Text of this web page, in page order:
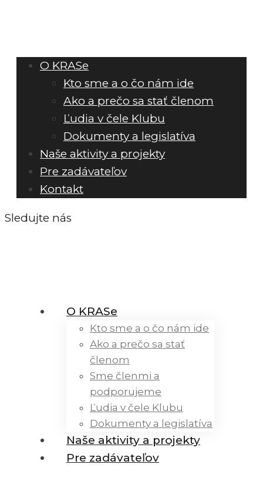
O KRASe
Kto sme a o čo nám ide
Ako a prečo sa stať členom
Ľudia v čele Klubu
Dokumenty a legislatíva
Naše aktivity a projekty
Pre zadávateľov
Kontakt
Sledujte nás
O KRASe
Kto sme a o čo nám ide
Ako a prečo sa stať
členom
Sme členmi a
podporujeme
Ľudia v čele Klubu
Dokumenty a legislatíva
Naše aktivity a projekty
Pre zadávateľov